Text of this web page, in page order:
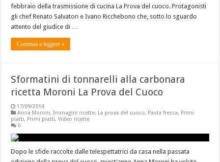
febbraio della trasmissione di cucina La Prova del cuoco. Protagonisti
gli chef Renato Salvatori e Ivano Ricchebono che, sotto lo sguardo
attento del giudice di …
Continua a leggere »
Sformatini di tonnarelli alla carbonara
ricetta Moroni La Prova del Cuoco
17/09/2014
Anna Moroni,Immagini ricette, La prova del cuoco, Pasta fresca, Primi
piatti, Primi piatti,Video ricette
0
Dopo le sfide raccolte dalle telespettatrici da casa nella passata